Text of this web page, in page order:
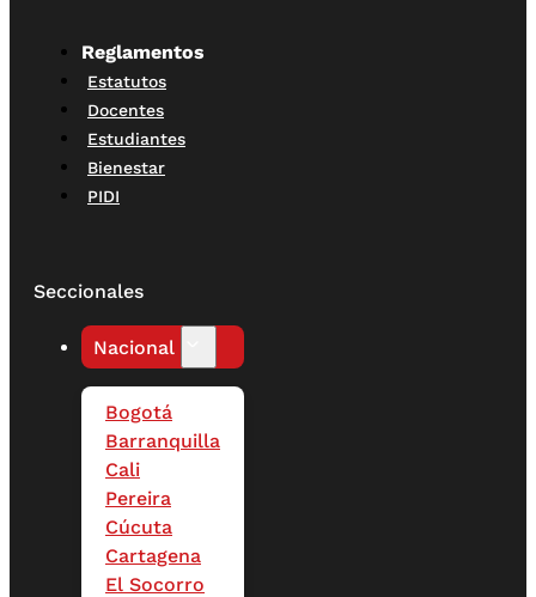
Reglamentos
Estatutos
Docentes
Estudiantes
Bienestar
PIDI
Seccionales
Nacional
Bogotá
Barranquilla
Cali
Pereira
Cúcuta
Cartagena
El Socorro